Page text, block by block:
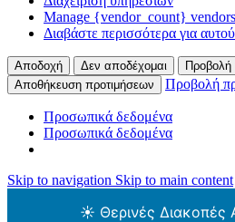
Manage {vendor_count} vendors
Διαβάστε περισσότερα για
Αποδοχή Δεν αποδέχομαι
Προβολή
Αποθήκευση προτιμήσεων
Προβολή
Προσωπικά δεδομένα
Προσωπικά δεδομένα
Skip to navigation Skip to main content
☀️ Θερινές Διακοπές